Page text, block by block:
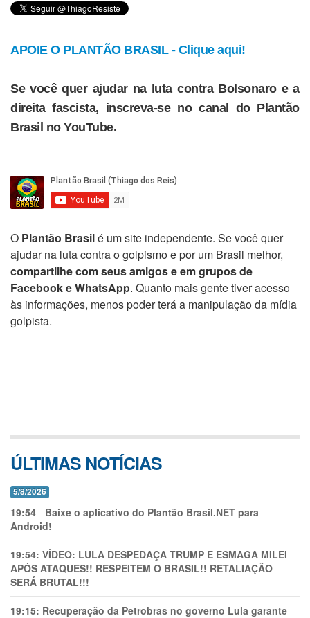
APOIE O PLANTÃO BRASIL - Clique aqui!
Se você quer ajudar na luta contra Bolsonaro e a
direita fascista, inscreva-se no canal do Plantão
Brasil no YouTube.
O Plantão Brasilé um site independente. Se você quer
ajudar na luta contra o golpismo e por um Brasil melhor,
compartilhe com seus amigos e em grupos de
Facebook e WhatsApp. Quanto mais gente tiver acesso
às informações, menos poder terá a manipulação da mídia
golpista.
ÚLTIMAS NOTÍCIAS
5/8/2026
19:54 - Baixe o aplicativo do Plantão Brasil.NET para
Android!
19:54: VÍDEO: LULA DESPEDAÇA TRUMP E ESMAGA MILEI
APÓS ATAQUES!! RESPEITEM O BRASIL!! RETALIAÇÃO
SERÁ BRUTAL!!!
19:15: Recuperação da Petrobras no governo Lula garante